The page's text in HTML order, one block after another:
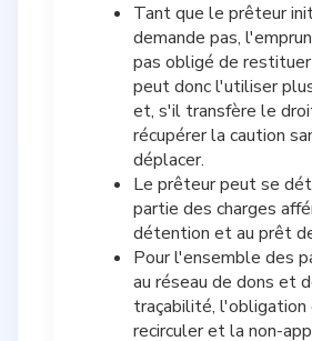
Tant que le prêteur
demande pas,
pas obligé de
peut donc l'utiliser
et, s'il transfère le
récupérer la caution
déplacer.
Le prêteur peut se
partie des charges
détention et au prêt
Pour l'ensemble des
au réseau de dons et
traçabilité, l'obligation
recirculer et la non-